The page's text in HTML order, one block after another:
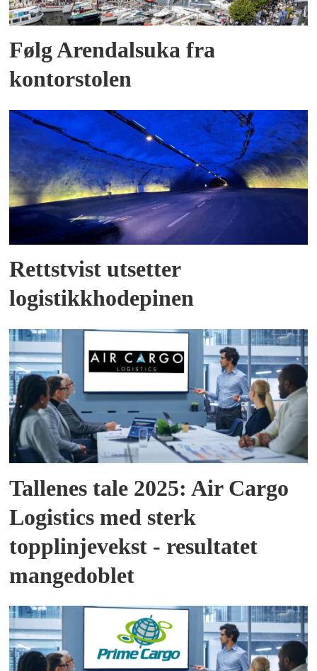
Følg Arendalsuka fra
kontorstolen
Rettstvist utsetter
logistikkhodepinen
Tallenes tale 2025: Air Cargo
Logistics med sterk
topplinjevekst - resultatet
mangedoblet